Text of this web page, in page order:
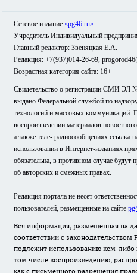
Сетевое издание «pg46.ru»
Учредитель Индивидуальный
Главный редактор: Звеняцкая Е.А.
Редакция: +7(937)014-26-69,
Возрастная категория сайта: 16+
Свидетельство о регистрации СМИ ЭЛ
выдано Федеральной службой по
технологий и массовых коммуникаций.
воспроизведении материалов
а также теле- радиосообщениях ссылка
использовании в Интернет-изданиях
обязательна, в противном случае
об авторских и смежных правах.
Редакция портала не несет
пользователей, размещенные на сайте
Вся информация, размещенная на
соответствии с
подлежит использованию кем-
том числе воспроизведению,
как с письменного разрешения